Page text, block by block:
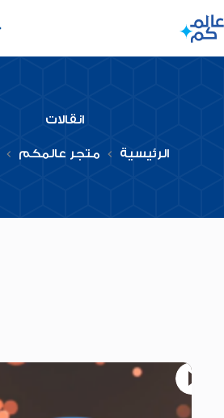
إلى
المحتوى
انقالات
الرئيسية متجر عالمكم